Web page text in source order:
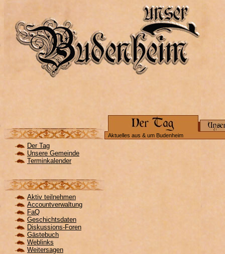
Aktuelles aus & um Budenheim
Der Tag
Unsere Gemeinde
Terminkalender
Aktiv teilnehmen
Accountverwaltung
FaQ
Geschichtsdaten
Diskussions-Foren
Gästebuch
Weblinks
Weitersagen